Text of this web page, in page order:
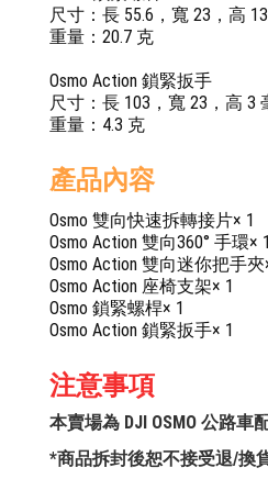
尺寸：長 55.6，寬 23，高
重量：20.7 克
Osmo Action 鎖緊扳手
尺寸：長 103，寬 23，高 3
重量：4.3 克
產品內容
Osmo 雙向快速拆轉接片× 1
Osmo Action 雙向360° 手環× 1
Osmo Action 雙向迷你把手夾
Osmo Action 座椅支架× 1
Osmo 鎖緊螺桿× 1
Osmo Action 鎖緊扳手× 1
注意事項
本賣場為 DJI OSMO 公路車
*商品拆封後恕不接受退/換貨